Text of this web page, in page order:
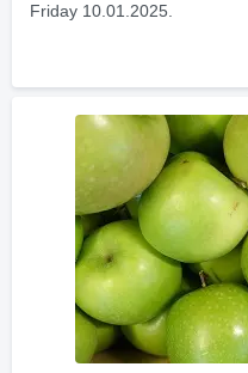
Friday 10.01.2025.